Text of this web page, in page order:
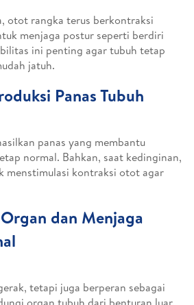
otot rangka terus berkontraksi
menjaga postur seperti berdiri
ini penting agar tubuh tetap
jatuh.
Panas Tubuh
panas yang membantu
normal. Bahkan, saat kedinginan,
menstimulasi kontraksi otot agar
dan Menjaga
tetapi juga berperan sebagai